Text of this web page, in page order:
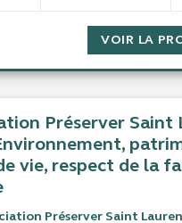
VOIR LA
Préserver Saint
vie, respect de la
Préserver Saint